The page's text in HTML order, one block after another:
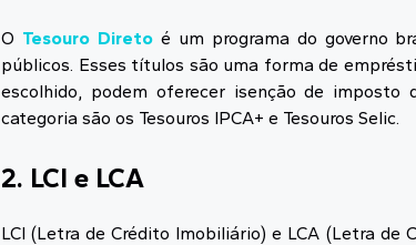
O Tesouro Diretoé um programa do governo
públicos. Esses títulos são uma forma de
escolhido, podem oferecer isenção de imposto
categoria são os Tesouros IPCA+ e Tesouros Selic.
2. LCI e LCA
LCI (Letra de Crédito Imobiliário) e LCA (Letra de